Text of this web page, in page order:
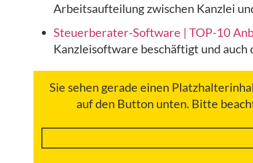
Arbeitsaufteilung zwischen Kanzlei
Steuerberater-Software | TOP-10
Kanzleisoftware beschäftigt und
Sie sehen gerade einen
auf den Button unten. Bitte